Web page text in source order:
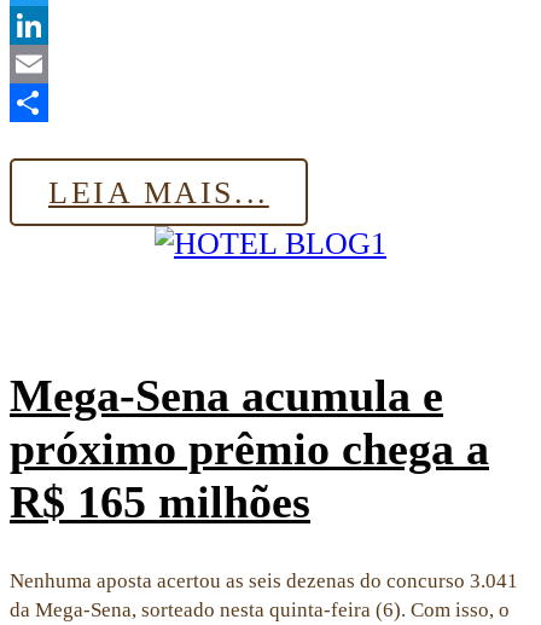
Twitter
LinkedIn
Email
LEIA MAIS...
Mega-Sena acumula e
próximo prêmio chega a
R$ 165 milhões
Nenhuma aposta acertou as seis dezenas do concurso 3.041
da Mega-Sena, sorteado nesta quinta-feira (6). Com isso, o